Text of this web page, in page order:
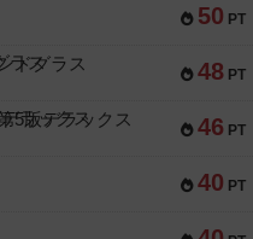
50 PT
48 PT
ドグラス
46 PT
5版デラックス
40 PT